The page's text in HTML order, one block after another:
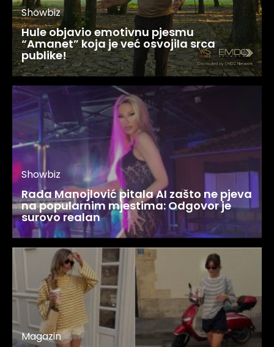
Showbiz
Hule objavio emotivnu pjesmu
“Amanet” koja je već osvojila srca
publike!
Showbiz
Rada Manojlović pitala AI zašto ne pjeva
na popularnim mjestima: Odgovor je
surovo realan
Magazin